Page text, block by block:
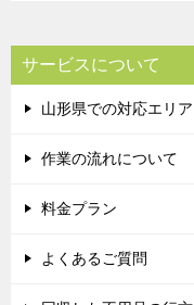
サービスについて
山形県での対応エリア
作業の流れについて
料金プラン
よくあるご質問